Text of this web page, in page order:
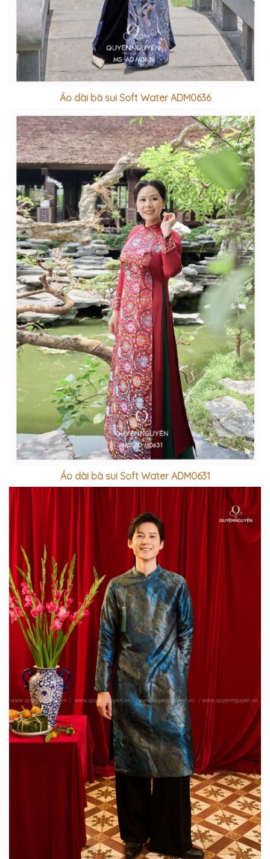
Áo dài bà sui Soft Water ADM0636
Áo dài bà sui Soft Water ADM0631